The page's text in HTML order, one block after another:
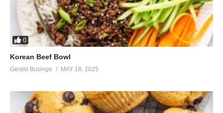
0
Korean Beef Bowl
Gerald Businge MAY 18, 2025